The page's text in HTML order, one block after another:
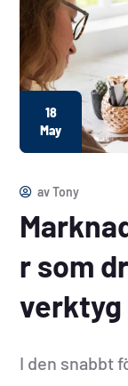
18
May
avTony
r som
verktyg
I den snabbt